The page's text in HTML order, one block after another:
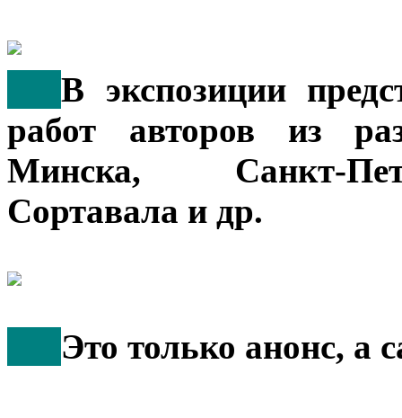
В экспозиции
работ авторов из
Минска, Санкт-
Сортавала и др.
Это только анонс, а